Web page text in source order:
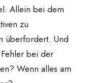
Allein bei dem
zu
überfordert. Und
bei der
Wenn alles am